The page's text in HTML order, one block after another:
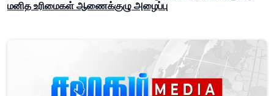
மனித உரிமைகள் ஆணைக்குழு அழைப்பு